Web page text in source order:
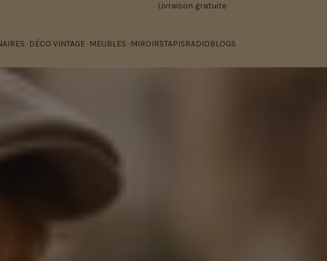
Livraison gratuite
DÉCO VINTAGE MEUBLES MIROIRSTAPISRADIOBLOGS